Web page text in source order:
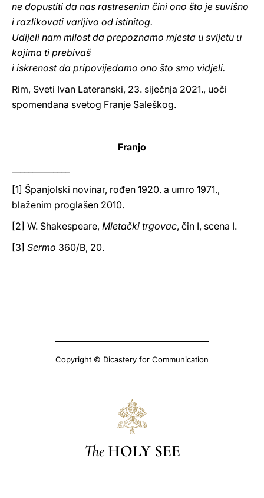
ne dopustiti da nas rastresenim čini ono što je suvišno
i razlikovati varljivo od istinitog.
Udijeli nam milost da prepoznamo mjesta u svijetu u
kojima ti prebivaš
i iskrenost da pripovijedamo ono što smo vidjeli.
Rim, Sveti Ivan Lateranski, 23. siječnja 2021., uoči
spomendana svetog Franje Saleškog.
Franjo
[1] Španjolski novinar, rođen 1920. a umro 1971.,
blaženim proglašen 2010.
[2] W. Shakespeare, Mletački trgovac, čin I, scena I.
[3] Sermo 360/B, 20.
Copyright © Dicastery for Communication
The HOLY SEE